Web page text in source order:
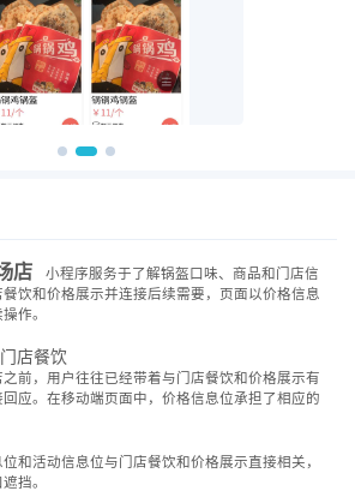
店
小程序服务于了解锅盔口味、商品和门店信
饮和价格展示并连接后续需要，页面以价格信息
作。
店餐饮
前，用户往往已经带着与门店餐饮和价格展示有
应。在移动端页面中，价格信息位承担了相应的
和活动信息位与门店餐饮和价格展示直接相关，
挡。